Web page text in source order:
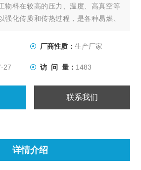
物料在较高的压力、温度、高真空等
强化传质和传热过程，是各种易燃、
。
厂商性质： 生产厂家
27 访 问 量： 1483
联系我们
详情介绍